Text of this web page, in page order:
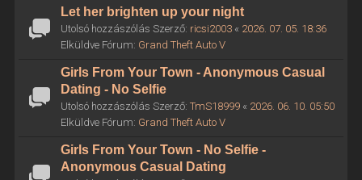
Let her brighten up your night
Utolsó hozzászólás Szerző: ricsi2003« 2026. 07. 05. 18:36
Elküldve Fórum: Grand Theft Auto V
Girls From Your Town - Anonymous Casual
Dating - No Selfie
Utolsó hozzászólás Szerző: TmS18999« 2026. 06. 10. 05:50
Elküldve Fórum: Grand Theft Auto V
Girls From Your Town - No Selfie -
Anonymous Casual Dating